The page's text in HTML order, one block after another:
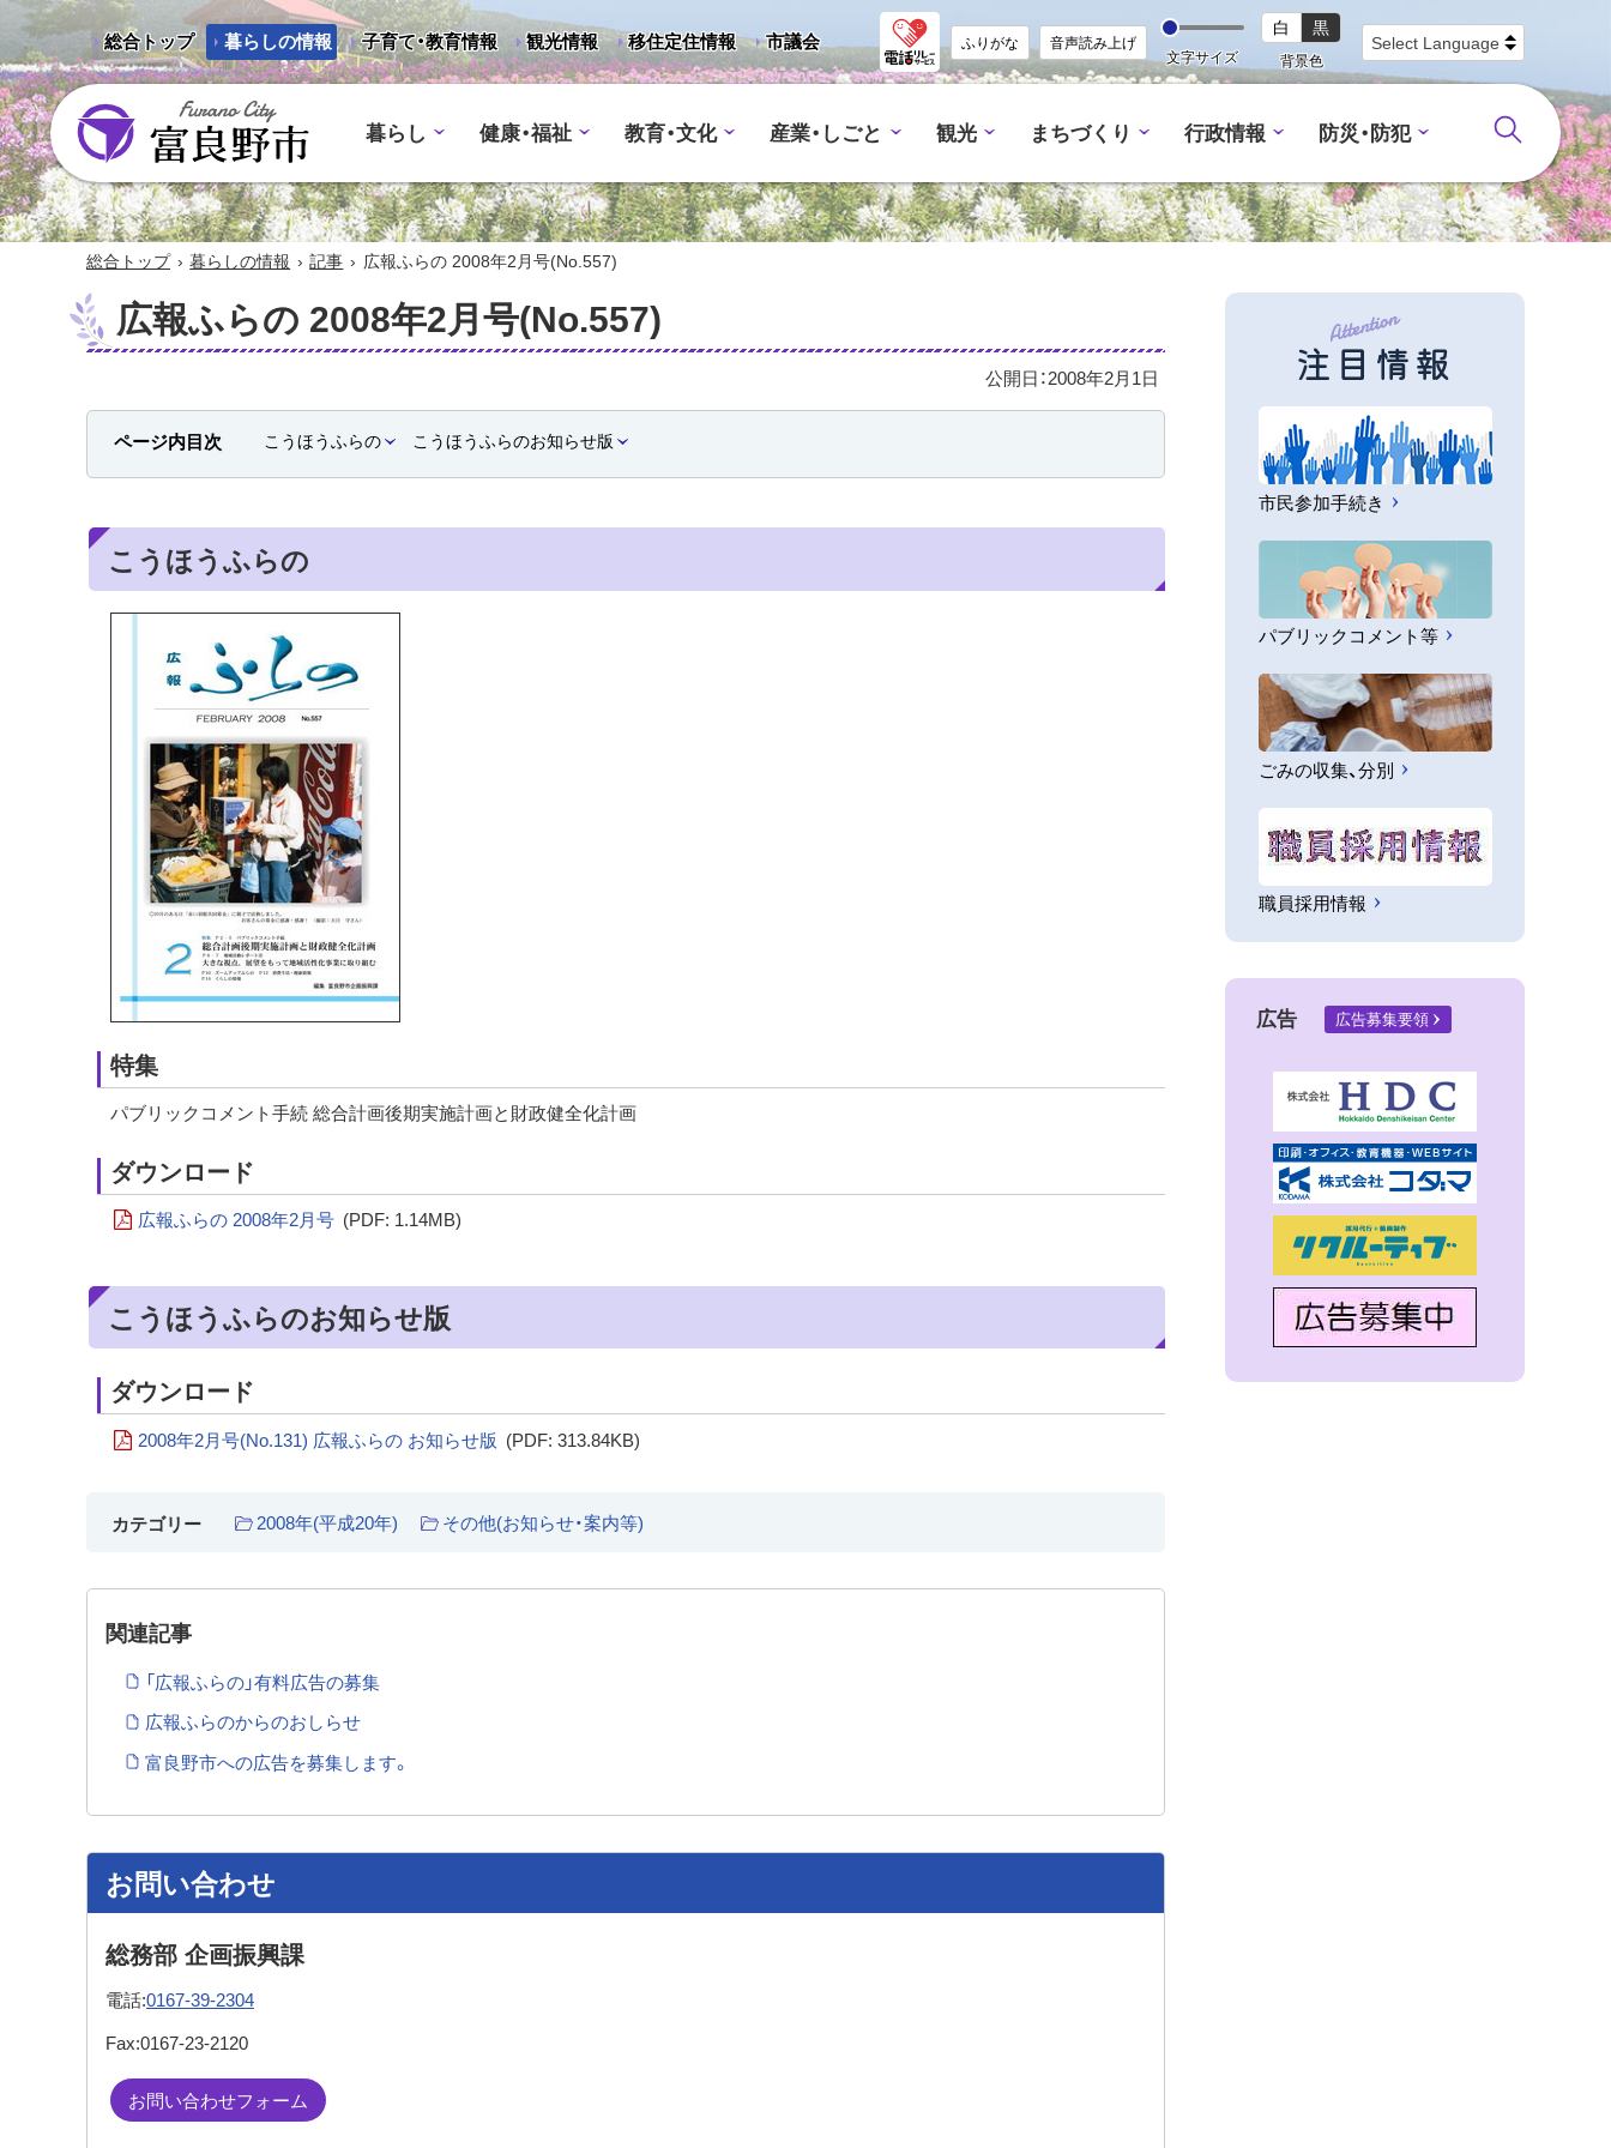
総合トップ 暮らしの情報 子育て・教育情報 観光情報 移住定住情報 市議会 ふりがな
音声読み上げ
文字サイズ
背景色
白 黒
富良野市 - Frano City
暮らし 健康・福祉 教育・文化 産業・しごと 観光 まちづくり 行政情報 防災・防犯
総合トップ › 暮らしの情報 › 記事 › 広報ふらの 2008年2月号(No.557)
広報ふらの 2008年2月号(No.557)
公開日：2008年2月1日
ページ内目次 こうほうふらの こうほうふらのお知らせ版
こうほうふらの
特集
パブリックコメント手続 総合計画後期実施計画と財政健全化計画
ダウンロード
広報ふらの 2008年2月号 (PDF: 1.14MB)
こうほうふらのお知らせ版
ダウンロード
2008年2月号(No.131) 広報ふらの お知らせ版 (PDF: 313.84KB)
カテゴリー 2008年(平成20年) その他(お知らせ・案内等)
関連記事
「広報ふらの」有料広告の募集
広報ふらのからのおしらせ
富良野市への広告を募集します。
お問い合わせ
総務部 企画振興課
電話:0167-39-2304
Fax:0167-23-2120
お問い合わせフォーム
注目情報
市民参加手続き
パブリックコメント等
ごみの収集、分別
職員採用情報
広告 広告募集要領